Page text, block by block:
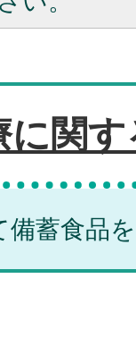
に関
備蓄食品